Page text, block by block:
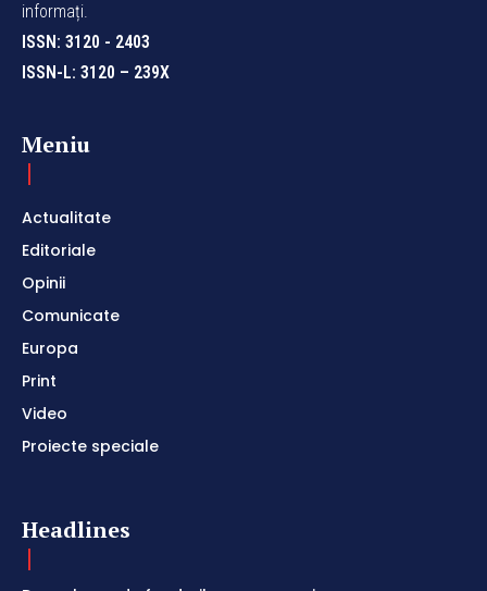
informați.
ISSN: 3120 - 2403
ISSN-L: 3120 – 239X
Meniu
Actualitate
Editoriale
Opinii
Comunicate
Europa
Print
Video
Proiecte speciale
Headlines